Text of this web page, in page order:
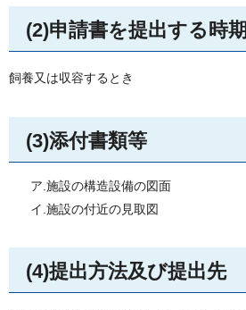
(2)申請書を提出する時期
飼養又は収容するとき
(3)添付書類等
ア.施設の構造設備の図面
イ.施設の付近の見取図
(4)提出方法及び提出先